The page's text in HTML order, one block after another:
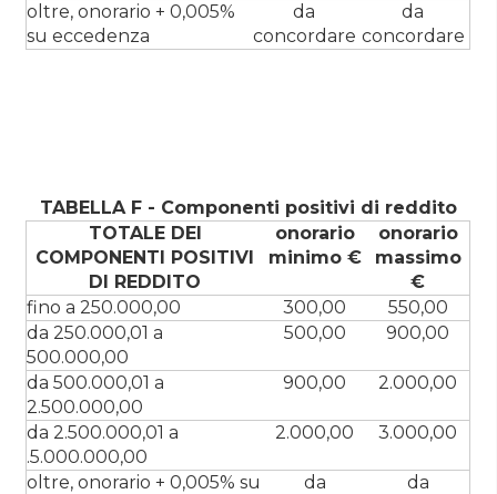
oltre, onorario + 0,005%
su eccedenza
da
concordare
da
concordare
TABELLA F - Componenti positivi di reddito
TOTALE DEI
COMPONENTI POSITIVI
DI REDDITO
onorario
minimo €
onorario
massimo
€
fino a 250.000,00
300,00
550,00
da 250.000,01 a
500.000,00
500,00 900,00
da 500.000,01 a
2.500.000,00
900,00 2.000,00
da 2.500.000,01 a
.5.000.000,00
2.000,00 3.000,00
oltre, onorario + 0,005% su
da
da